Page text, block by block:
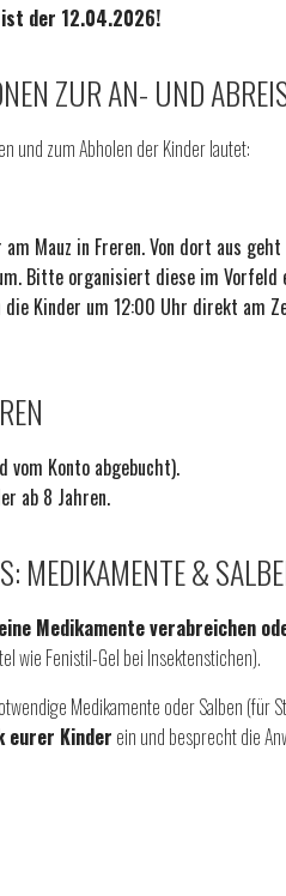
der 12.04.2026!
ZUR AN- UND
und zum Abholen der Kinder lautet:
Mauz in Freren. Von dort aus geht
Bitte organisiert diese im Vorfeld
die Kinder um 12:00 Uhr direkt am
vom Konto abgebucht).
ab 8 Jahren.
MEDIKAMENTE &
Medikamente verabreichen
wie Fenistil-Gel bei Insektenstichen).
Medikamente oder Salben (für
eurer Kinder ein und besprecht die